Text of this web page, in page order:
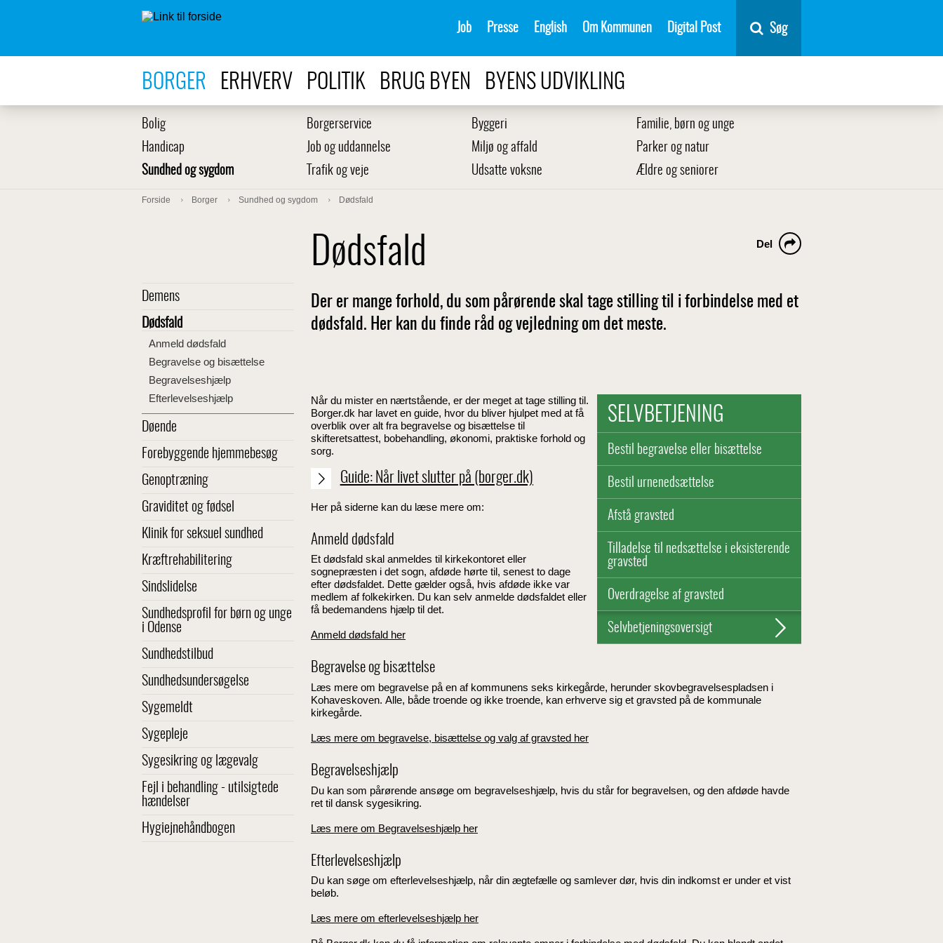
Job Presse English Om Kommunen Digital Post Søg
BORGER ERHVERV POLITIK BRUG BYEN BYENS UDVIKLING
Bolig Borgerservice Byggeri
Familie, børn og unge
Handicap
Job og uddannelse Miljø og affald
Parker og natur
Sundhed og sygdom
Trafik og veje Udsatte voksne Ældre og seniorer
Forside Borger Sundhed og sygdom Dødsfald
Demens
Dødsfald
Anmeld dødsfald
Begravelse og bisættelse
Begravelseshjælp
Efterlevelseshjælp
Døende
Forebyggende hjemmebesøg
Genoptræning
Graviditet og fødsel
Klinik for seksuel sundhed
Kræftrehabilitering
Sindslidelse
Sundhedsprofil for børn og unge
i Odense
Sundhedstilbud
Sundhedsundersøgelse
Sygemeldt
Sygepleje
Sygesikring og lægevalg
Fejl i behandling - utilsigtede
hændelser
Hygiejnehåndbogen
Dødsfald Del
Der er mange forhold, du som pårørende skal tage stilling til i forbindelse med et
dødsfald. Her kan du finde råd og vejledning om det meste.
SELVBETJENING
Bestil begravelse eller bisættelse
Bestil urnenedsættelse
Afstå gravsted
Tilladelse til nedsættelse i eksisterende
gravsted
Overdragelse af gravsted
Selvbetjeningsoversigt
Når du mister en nærtstående, er der meget at tage stilling til.
Borger.dk har lavet en guide, hvor du bliver hjulpet med at få
overblik over alt fra begravelse og bisættelse til
skifteretsattest, bobehandling, økonomi, praktiske forhold og
sorg.
Guide: Når livet slutter på (borger.dk)
Her på siderne kan du læse mere om:
Anmeld dødsfald
Et dødsfald skal anmeldes til kirkekontoret eller
sognepræsten i det sogn, afdøde hørte til, senest to dage
efter dødsfaldet. Dette gælder også, hvis afdøde ikke var
medlem af folkekirken. Du kan selv anmelde dødsfaldet eller
få bedemandens hjælp til det.
Anmeld dødsfald her
Begravelse og bisættelse
Læs mere om begravelse på en af kommunens seks kirkegårde, herunder skovbegravelsespladsen i
Kohaveskoven. Alle, både troende og ikke troende, kan erhverve sig et gravsted på de kommunale
kirkegårde.
Læs mere om begravelse, bisættelse og valg af gravsted her
Begravelseshjælp
Du kan som pårørende ansøge om begravelseshjælp, hvis du står for begravelsen, og den afdøde havde
ret til dansk sygesikring.
Læs mere om Begravelseshjælp her
Efterlevelseshjælp
Du kan søge om efterlevelseshjælp, når din ægtefælle og samlever dør, hvis din indkomst er under et vist
beløb.
Læs mere om efterlevelseshjælp her